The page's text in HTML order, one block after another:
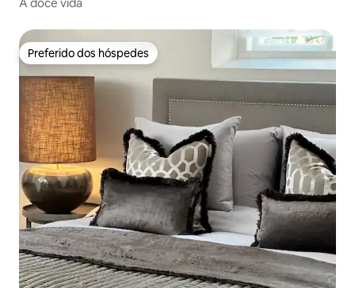
A doce vida
Preferido dos hóspedes
Preferido dos hóspedes